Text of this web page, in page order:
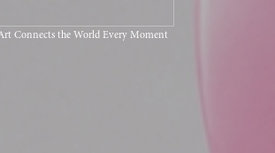
Connects the World Every Moment